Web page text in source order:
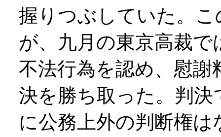
握りつぶしていた。
が、九月の東京高裁
不法行為を認め、慰
決を勝ち取った。判決
に公務上外の判断権